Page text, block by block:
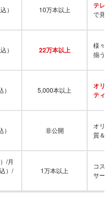
） 10万本以上 テレビ
で見
） 22万本以上
様々
揃う
5,000本以上
オリ
ティ
非公開
オリ
質＆
/月
）/
1万本以上
コス
サー